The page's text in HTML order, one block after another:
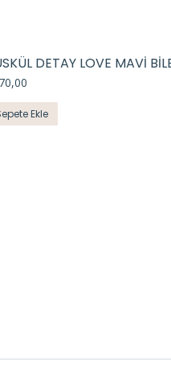
DETAY LOVE MAVİ
Ekle